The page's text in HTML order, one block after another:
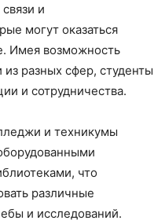
и
могут оказаться
Имея возможность
разных сфер, студенты
и сотрудничества.
и техникумы
что
различные
и исследований.